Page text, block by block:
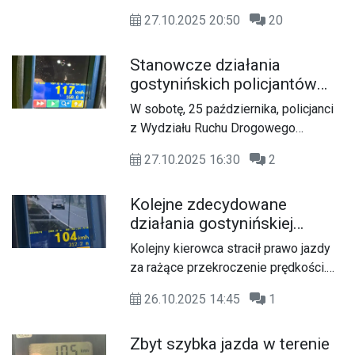
jazdy na najbliższe trzy miesiące.
precyzyjne dokumentowanie
związanych z nadmierną prędkością.
dwie nastolatki.
27.10.2025 20:50 20
Stanowcze działania
gostynińskich policjantów
wobec kierowców
przekraczających dozwoloną
prędkość
W sobotę, 25 października, policjanci
z Wydziału Ruchu Drogowego
Gostyninie prowadzili kontrole
gostynińskiego. W trakcie działań
zatrzymali do kontroli drogowej
kierującego pojazdem marki Ford,
który znacząco przekroczył
dozwoloną prędkość w obszarze
zabudowanym. Kierowcą okazał się
płockiego. 21-latek stracił na trzy
27.10.2025 16:30 2
Kolejne zdecydowane
działania gostynińskiej
drogówki wobec kierowców
łamiących przepisy ruchu
drogowego
Kolejny kierowca stracił prawo jazdy
za rażące przekroczenie prędkości.
zatrzymali 46-letniego mieszkańca
volkswagenem aż 104 km/h w
26.10.2025 14:45 1
Zbyt szybka jazda w terenie